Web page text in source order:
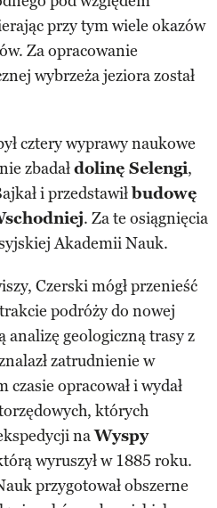
przy tym wiele okazów
Za opracowanie
wybrzeża jeziora został
cztery wyprawy naukowe
zbadałdolinę Selengi,
i przedstawiłbudowę
. Za te osiągnięcia
Akademii Nauk.
Czerski mógł przenieść
podróży do nowej
analizę geologiczną trasy z
zatrudnienie w
czasie opracował i wydał
których
naWyspy
wyruszył w 1885 roku.
przygotował obszerne